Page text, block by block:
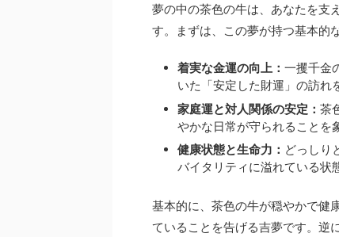
夢の中の茶色の牛は、あなたを支
す。まずは、この夢が持つ基本的
着実な金運の向上： 一攫千金
いた「安定した財運」の訪れ
家庭運と対人関係の安定： 茶
やかな日常が守られることを
健康状態と生命力： どっしり
バイタリティに溢れている状
基本的に、茶色の牛が穏やかで健
ていることを告げる吉夢です。逆